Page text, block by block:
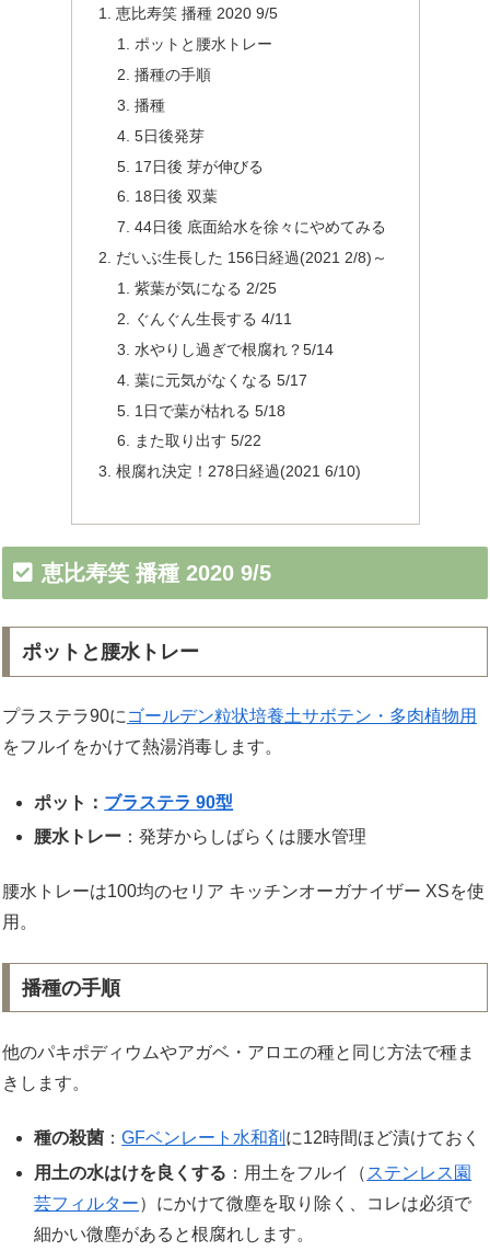
恵比寿笑 播種 2020 9/5
ポットと腰水トレー
播種の手順
播種
5日後発芽
17日後 芽が伸びる
18日後 双葉
44日後 底面給水を徐々にやめてみる
だいぶ生長した 156日経過(2021 2/8)～
紫葉が気になる 2/25
ぐんぐん生長する 4/11
水やりし過ぎで根腐れ？5/14
葉に元気がなくなる 5/17
1日で葉が枯れる 5/18
また取り出す 5/22
根腐れ決定！278日経過(2021 6/10)
恵比寿笑 播種 2020 9/5
ポットと腰水トレー
プラステラ90に ゴールデン粒状培養土サボテン・多肉植物用
をフルイをかけて熱湯消毒します。
ポット： ブラステラ 90型
腰水トレー ：発芽からしばらくは腰水管理
腰水トレーは100均のセリア キッチンオーガナイザー XSを使
用。
播種の手順
他のパキポディウムやアガベ・アロエの種と同じ方法で種ま
きします。
種の殺菌 ：GFベンレート水和剤 に12時間ほど漬けておく
用土の水はけを良くする ：用土をフルイ（ ステンレス園
芸フィルター）にかけて微塵を取り除く、コレは必須で
細かい微塵があると根腐れします。